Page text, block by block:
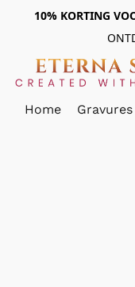
10% KORTING
Home Gravures